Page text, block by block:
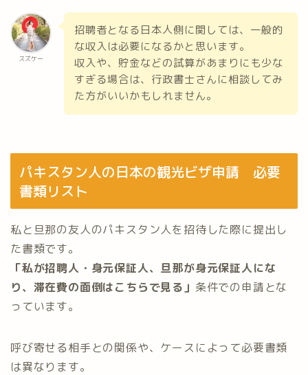
スズケー
招聘者となる日本人側に関しては、一般的
な収入は必要になるかと思います。
収入や、貯金などの試算があまりにも少な
すぎる場合は、行政書士さんに相談してみ
た方がいいかもしれません。
パキスタン人の日本の観光ビザ申請 必要
書類リスト
私と旦那の友人のパキスタン人を招待した際に提出し
た書類です。
「私が招聘人・身元保証人、旦那が身元保証人にな
り、滞在費の面倒はこちらで見る」 条件での申請とな
っています。
呼び寄せる相手との関係や、ケースによって必要書類
は異なります。